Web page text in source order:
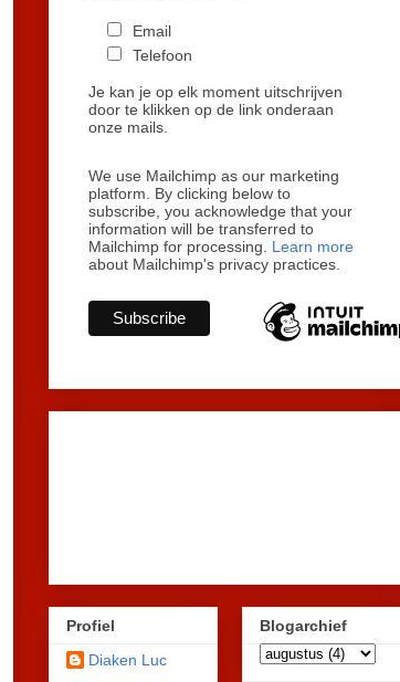
Email
Telefoon
Je kan je op elk moment uitschrijven
door te klikken op de link onderaan
onze mails.
We use Mailchimp as our marketing
platform. By clicking below to
subscribe, you acknowledge that your
information will be transferred to
Mailchimp for processing. Learn more
about Mailchimp's privacy practices.
Profiel
Diaken Luc
Blogarchief